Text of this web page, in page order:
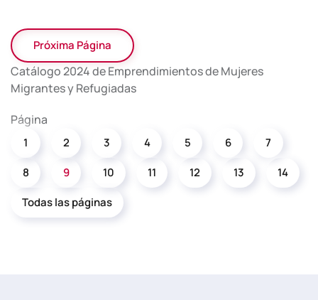
Próxima Página
Catálogo 2024 de Emprendimientos de Mujeres
Migrantes y Refugiadas
Página
1 2 3 4 5 6
7
8
9 10 11 12 13
14
Todas las páginas